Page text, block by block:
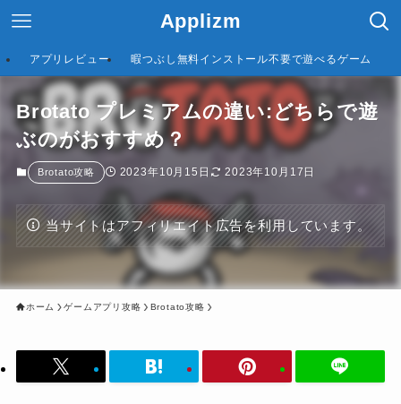
Applizm
アプリレビュー 暇つぶし無料インストール不要で遊べるゲーム
Brotato プレミアムの違い:どちらで遊
ぶのがおすすめ？
Brotato攻略 2023年10月15日 2023年10月17日
当サイトはアフィリエイト広告を利用しています。
ホーム ゲームアプリ攻略 Brotato攻略